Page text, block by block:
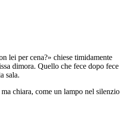
lei per cena?» chiese timidamente
dimora. Quello che fece dopo fece
sala.
chiara, come un lampo nel silenzio